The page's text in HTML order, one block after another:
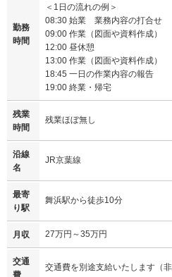
勤務
時間
＜1日の流れの例＞
08:30 始業 業務内容の打合せ
09:00 作業（図面や資料作成）
12:00 昼休憩
13:00 作業（図面や資料作成）
18:45 一日の作業内容の報告
19:00 終業・帰宅
残業
時間
残業ほぼ無し
沿線
名
JR京葉線
最寄
り駅
舞浜駅から徒歩10分
月収 27万円～35万円
交通
費
交通費を別途支給いたします（非